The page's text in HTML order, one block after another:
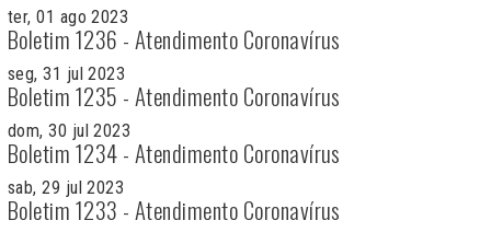
ter, 01 ago 2023
Boletim 1236 - Atendimento Coronavírus
seg, 31 jul 2023
Boletim 1235 - Atendimento Coronavírus
dom, 30 jul 2023
Boletim 1234 - Atendimento Coronavírus
sab, 29 jul 2023
Boletim 1233 - Atendimento Coronavírus